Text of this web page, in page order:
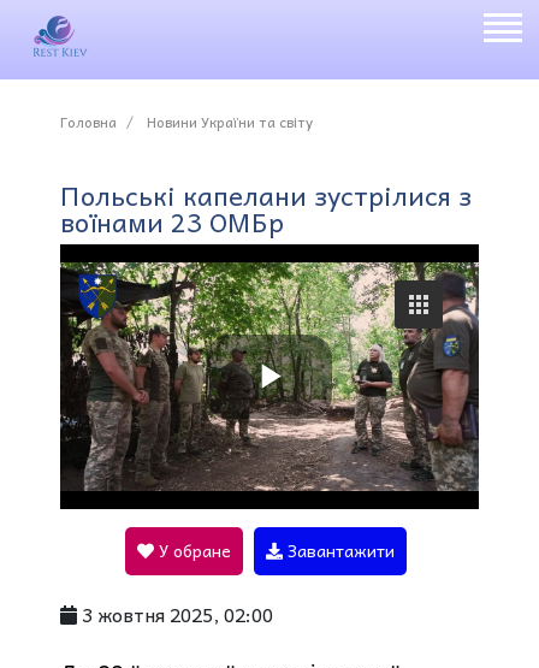
Головна Новини України та світу
Польські капелани зустрілися з
воїнами 23 ОМБр
P
l
a
У обране Завантажити
3 жовтня 2025, 02:00